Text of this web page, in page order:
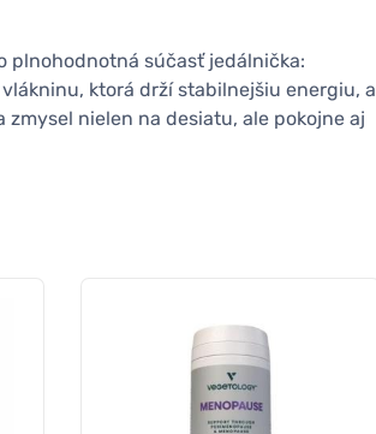
plnohodnotná súčasť jedálnička:
ktorá drží stabilnejšiu energiu, a
nielen na desiatu, ale pokojne aj